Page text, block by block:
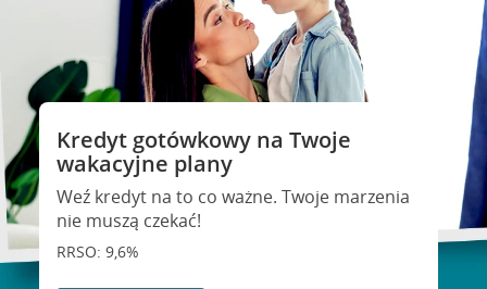
Kredyt gotówkowy na Twoje
wakacyjne plany
Weź kredyt na to co ważne. Twoje marzenia
nie muszą czekać!
RRSO: 9,6%